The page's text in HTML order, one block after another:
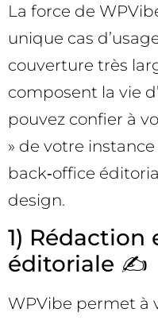
La force de
unique cas
couverture très
composent la vie
pouvez confier à
» de votre
back‑office
design.
1) Rédaction
éditoriale ✍️
WPVibe permet à